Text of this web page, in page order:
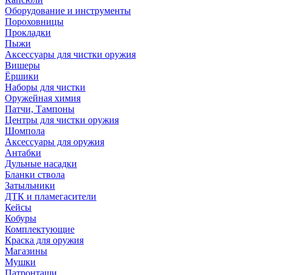
Оборудование и инструменты
Пороховницы
Прокладки
Пыжи
Аксессуары для чистки оружия
Вишеры
Ёршики
Наборы для чистки
Оружейная химия
Патчи, Тампоны
Центры для чистки оружия
Шомпола
Аксессуары для оружия
Антабки
Дульные насадки
Бланки ствола
Затыльники
ДТК и пламегасители
Кейсы
Кобуры
Комплектующие
Краска для оружия
Магазины
Мушки
Патронташи